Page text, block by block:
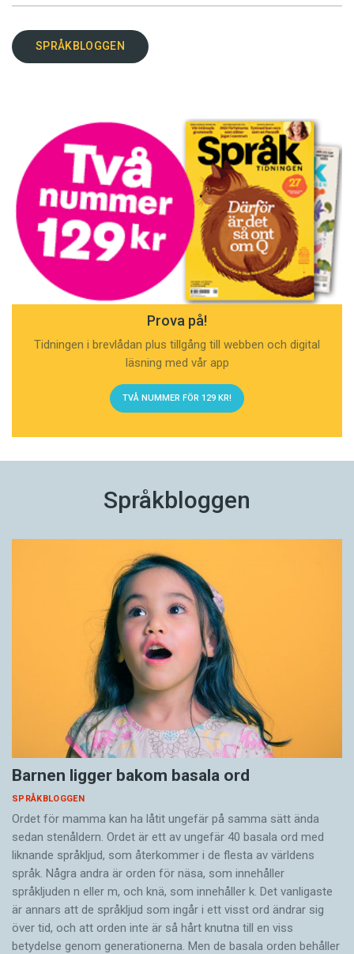
SPRÅKBLOGGEN
Prova på!
Tidningen i brevlådan plus tillgång till webben och digital
läsning med vår app
TVÅ NUMMER FÖR 129 KR!
Språkbloggen
Barnen ligger bakom basala ord
SPRÅKBLOGGEN
Ordet för mamma kan ha låtit ungefär på samma sätt ända
sedan stenåldern. Ordet är ett av ungefär 40 basala ord med
liknande språkljud, som återkommer i de flesta av världens
språk. Några andra är orden för näsa, som innehåller
språkljuden n eller m, och knä, som innehåller k. Det vanligaste
är annars att de språkljud som ingår i ett visst ord ändrar sig
över tid, och att orden inte är så hårt knutna till en viss
betydelse genom generationerna. Men de basala orden behåller